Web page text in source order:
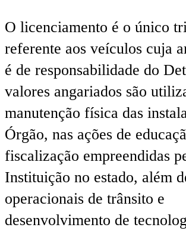
O licenciamento é o único
referente aos veículos cuja
é de responsabilidade do
valores angariados são
manutenção física das
Órgão, nas ações de
fiscalização empreendidas
Instituição no estado, além
operacionais de trânsito e
desenvolvimento de